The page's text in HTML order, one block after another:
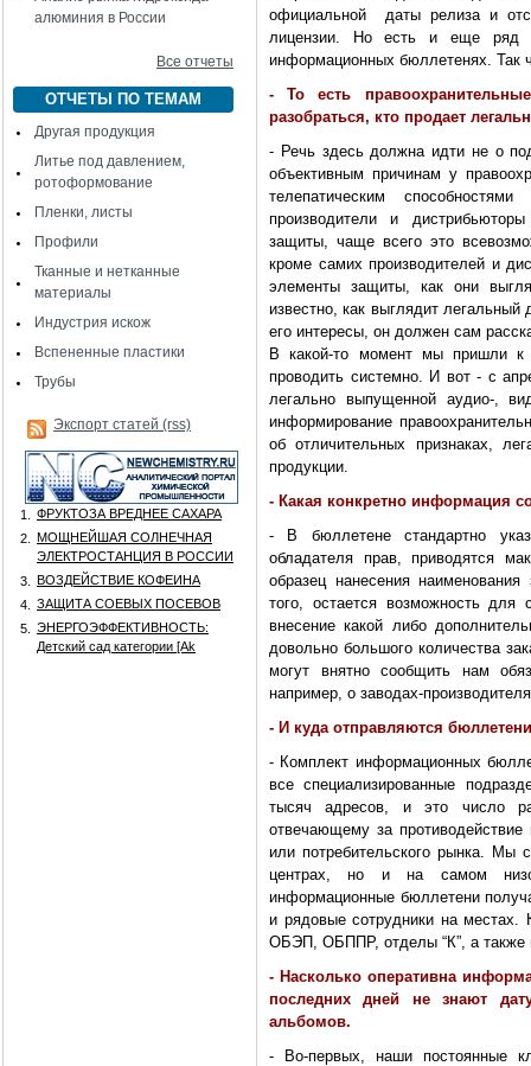
алюминия в России
Все отчеты
ОТЧЕТЫ ПО ТЕМАМ
Другая продукция
Литье под давлением,
ротоформование
Пленки, листы
Профили
Тканные и нетканные
материалы
Индустрия искож
Вспененные пластики
Трубы
Экспорт статей (rss)
1.
ФРУКТОЗА ВРЕДНЕЕ САХАРА
2.
МОЩНЕЙШАЯ СОЛНЕЧНАЯ
ЭЛЕКТРОСТАНЦИЯ В РОССИИ
3.
ВОЗДЕЙСТВИЕ КОФЕИНА
4.
ЗАЩИТА СОЕВЫХ ПОСЕВОВ
5.
ЭНЕРГОЭФФЕКТИВНОСТЬ:
Детский сад категории [Аk
официальной даты релиза и
лицензии. Но есть и еще ряд
информационных бюллетенях. Так
- То есть
разобраться, кто продает
- Речь здесь должна идти не о
объективным причинам у
телепатическим
производители и
защиты, чаще всего это
кроме самих производителей и
элементы защиты, как они
известно, как выглядит
его интересы, он должен сам
B какой-то момент мы пришли к
проводить системно. И вот - с
легально выпущенной аудио-,
информирование
об отличительных признаках,
продукции.
- Какая конкретно информация
- В бюллетене стандартно
обладателя прав, приводятся
образец нанесения
того, остается возможность для
внесение какой либо
довольно большого количества
могут внятно сообщить нам
например, о заводах-
- И куда отправляются
- Комплект информационных
все специализированные
тысяч адресов, и это число
отвечающему за
или потребительского рынка. Мы
центрах, но и на самом
информационные бюллетени
и рядовые сотрудники на
ОБЭП, ОБППР, отделы “К”, а также
- Насколько оперативна
последних дней не знают
альбомов.
- Во-первых, наши постоянные